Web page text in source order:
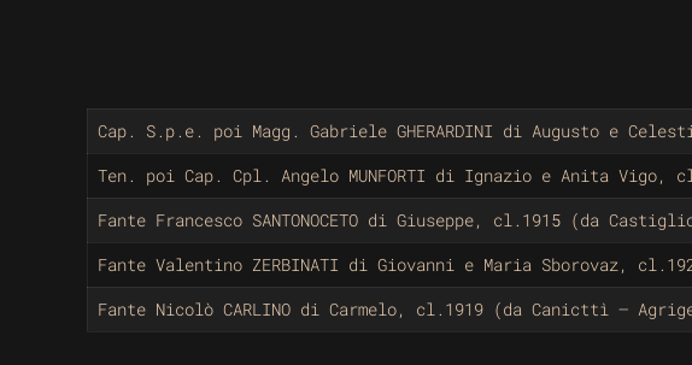
Cap. S.p.e. poi Magg. Gabriele GHERARDINI di Augusto e
Ten. poi Cap. Cpl. Angelo MUNFORTI di Ignazio e Anita Vigo,
Fante Francesco SANTONOCETO di Giuseppe, cl.1915 (da
Fante Valentino ZERBINATI di Giovanni e Maria Sborovaz,
Fante Nicolò CARLINO di Carmelo, cl.1919 (da Canicttì –